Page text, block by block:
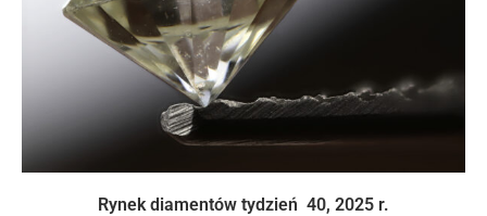
Rynek diamentów tydzień 40, 2025 r.